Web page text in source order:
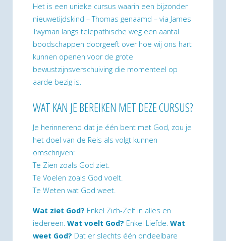
Het is een unieke cursus waarin een bijzonder
nieuwetijdskind – Thomas genaamd – via James
Twyman langs telepathische weg een aantal
boodschappen doorgeeft over hoe wij ons hart
kunnen openen voor de grote
bewustzijnsverschuiving die momenteel op
aarde bezig is.
WAT KAN JE BEREIKEN MET DEZE CURSUS?
Je herinnerend dat je één bent met God, zou je
het doel van de Reis als volgt kunnen
omschrijven:
Te Zien zoals God ziet.
Te Voelen zoals God voelt.
Te Weten wat God weet.
Wat ziet God? Enkel Zich-Zelf in alles en
iedereen. Wat voelt God? Enkel Liefde. Wat
weet God? Dat er slechts één ondeelbare